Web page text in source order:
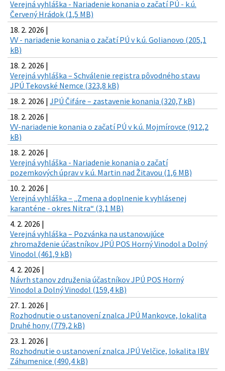
Verejná vyhláška - Nariadenie konania o začatí PÚ - k.ú.
Červený Hrádok (1,5 MB)
18. 2. 2026 |
VV - nariadenie konania o začatí PÚ v k.ú. Golianovo (205,1
kB)
18. 2. 2026 |
Verejná vyhláška – Schválenie registra pôvodného stavu
JPÚ Tekovské Nemce (323,8 kB)
18. 2. 2026 | JPÚ Čifáre – zastavenie konania (320,7 kB)
18. 2. 2026 |
VV-nariadenie konania o začatí PÚ v k.ú. Mojmírovce (912,2
kB)
18. 2. 2026 |
Verejná vyhláška - Nariadenie konania o začatí
pozemkových úprav v k.ú. Martin nad Žitavou (1,6 MB)
10. 2. 2026 |
Verejná vyhláška – „Zmena a doplnenie k vyhlásenej
karanténe - okres Nitra“ (3,1 MB)
4. 2. 2026 |
Verejná vyhláška – Pozvánka na ustanovujúce
zhromaždenie účastníkov JPÚ POS Horný Vinodol a Dolný
Vinodol (461,9 kB)
4. 2. 2026 |
Návrh stanov združenia účastníkov JPÚ POS Horný
Vinodol a Dolný Vinodol (159,4 kB)
27. 1. 2026 |
Rozhodnutie o ustanovení znalca JPÚ Mankovce, lokalita
Druhé hony (779,2 kB)
23. 1. 2026 |
Rozhodnutie o ustanovení znalca JPÚ Velčice, lokalita IBV
Záhumenice (490,4 kB)